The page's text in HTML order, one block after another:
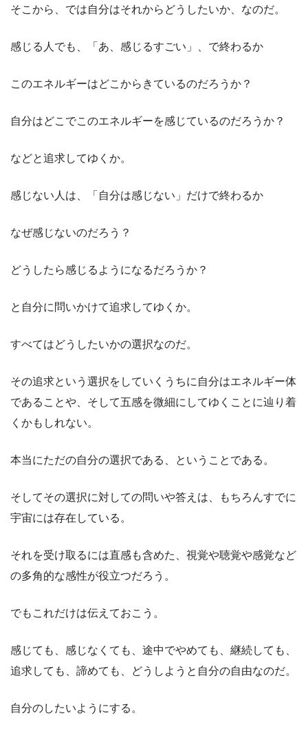
そこから、では自分はそれからどうしたいか、なのだ。
感じる人でも、「あ、感じるすごい」、で終わるか
このエネルギーはどこからきているのだろうか？
自分はどこでこのエネルギーを感じているのだろうか？
などと追求してゆくか。
感じない人は、「自分は感じない」だけで終わるか
なぜ感じないのだろう？
どうしたら感じるようになるだろうか？
と自分に問いかけて追求してゆくか。
すべてはどうしたいかの選択なのだ。
その追求という選択をしていくうちに自分はエネルギー体
であることや、そして五感を微細にしてゆくことに辿り着
くかもしれない。
本当にただの自分の選択である、ということである。
そしてその選択に対しての問いや答えは、もちろんすでに
宇宙には存在している。
それを受け取るには直感も含めた、視覚や聴覚や感覚など
の多角的な感性が役立つだろう。
でもこれだけは伝えておこう。
感じても、感じなくても、途中でやめても、継続しても、
追求しても、諦めても、どうしようと自分の自由なのだ。
自分のしたいようにする。